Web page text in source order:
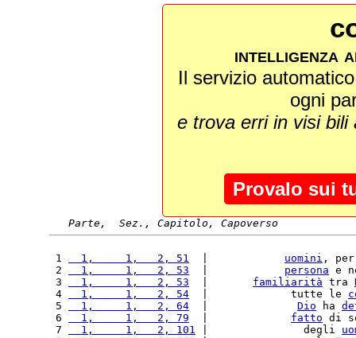
intelligenza
Il servizio
ogni
e trova erri in visi
Provalo sui
Parte,  Sez., Capitolo, Capoverso
1
  1,     1,   2, 51
uomini ,
2
  1,     1,   2, 53
persona e
3
  1,     1,   2, 53
familiarità tra
4
  1,     1,   2, 54
  |             tutte le
5
  1,     1,   2, 64
Dio ha
6
  1,     1,   2, 79
fatto di
7
  1,     1,   2, 101
|               degli